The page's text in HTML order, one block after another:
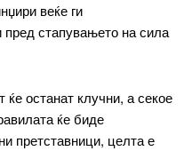
веќе ги
пред стапувањето на сила
ќе останат клучни, а секое
ќе биде
претставници, целта е